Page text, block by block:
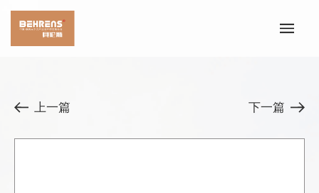
上一篇 下一篇